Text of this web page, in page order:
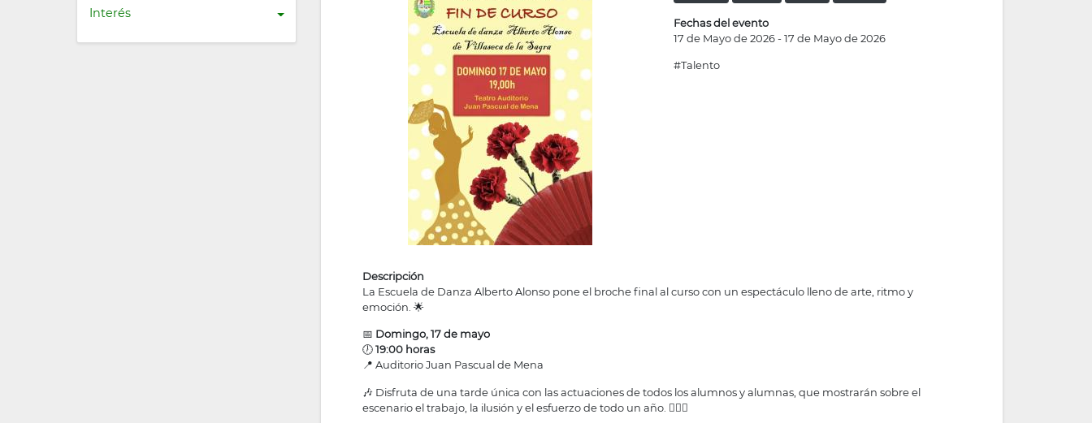
la
Interés
Fechas del evento
17 de Mayo de 2026-17 de Mayo de 2026
#Talento
Descripción
La Escuela de Danza Alberto Alonso pone el broche final al curso con un espectáculo lleno de arte, ritmo y
emoción. 🌟
📅 Domingo, 17 de mayo
🕖19:00 horas
📍 Auditorio Juan Pascual de Mena
🎶 Disfruta de una tarde única con las actuaciones de todos los alumnos y alumnas, que mostrarán sobre el
escenario el trabajo, la ilusión y el esfuerzo de todo un año. 👯‍♀️✨